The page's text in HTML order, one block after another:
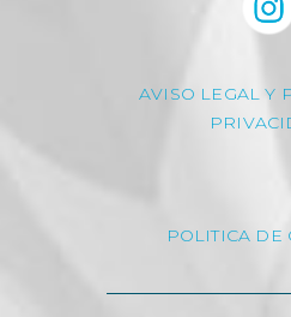
AVISO LEGAL Y
POLITICA DE